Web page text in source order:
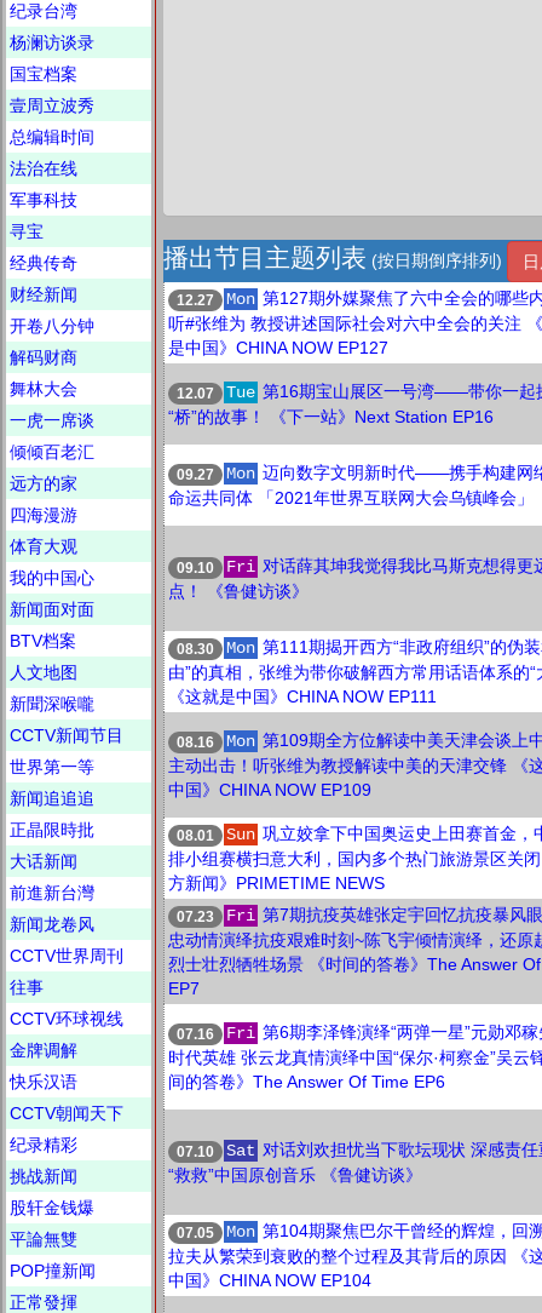
纪录台湾
杨澜访谈录
国宝档案
壹周立波秀
总编辑时间
法治在线
军事科技
寻宝
经典传奇
财经新闻
开卷八分钟
解码财商
舞林大会
一虎一席谈
倾倾百老汇
远方的家
四海漫游
体育大观
我的中国心
新闻面对面
BTV档案
人文地图
新聞深喉嚨
CCTV新闻节目
世界第一等
新闻追追追
正晶限時批
大话新闻
前進新台灣
新闻龙卷风
CCTV世界周刊
往事
CCTV环球视线
金牌调解
快乐汉语
CCTV朝闻天下
纪录精彩
挑战新闻
股轩金钱爆
平論無雙
POP撞新闻
正常發揮
播出节目主题列表 (按日期倒序排列)
12.27 Mon 第127期外媒聚焦了六中全会的哪些
听#张维为 教授讲述国际社会对六中全会的关注
是中国》CHINA NOW EP127
12.07 Tue 第16期宝山展区一号湾——带你一起
“桥”的故事！ 《下一站》Next Station EP16
09.27 Mon 迈向数字文明新时代——携手构建网
命运共同体 「2021年世界互联网大会乌镇峰会」
09.10 Fri 对话薛其坤我觉得我比马斯克想得更
点！ 《鲁健访谈》
08.30 Mon 第111期揭开西方“非政府组织”的伪
由”的真相，张维为带你破解西方常用话语体系的“
《这就是中国》CHINA NOW EP111
08.16 Mon 第109期全方位解读中美天津会谈上
主动出击！听张维为教授解读中美的天津交锋 《
中国》CHINA NOW EP109
08.01 Sun 巩立姣拿下中国奥运史上田赛首金，
排小组赛横扫意大利，国内多个热门旅游景区关
方新闻》PRIMETIME NEWS
07.23 Fri 第7期抗疫英雄张定宇回忆抗疫暴风
忠动情演绎抗疫艰难时刻~陈飞宇倾情演绎，还原
烈士壮烈牺牲场景 《时间的答卷》The Answer
EP7
07.16 Fri 第6期李泽锋演绎“两弹一星”元勋邓
时代英雄 张云龙真情演绎中国“保尔·柯察金”吴云
间的答卷》The Answer Of Time EP6
07.10 Sat 对话刘欢担忧当下歌坛现状 深感责
“救救”中国原创音乐 《鲁健访谈》
07.05 Mon 第104期聚焦巴尔干曾经的辉煌，回
拉夫从繁荣到衰败的整个过程及其背后的原因 《
中国》CHINA NOW EP104